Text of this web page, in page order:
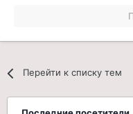
Перейти к списку тем